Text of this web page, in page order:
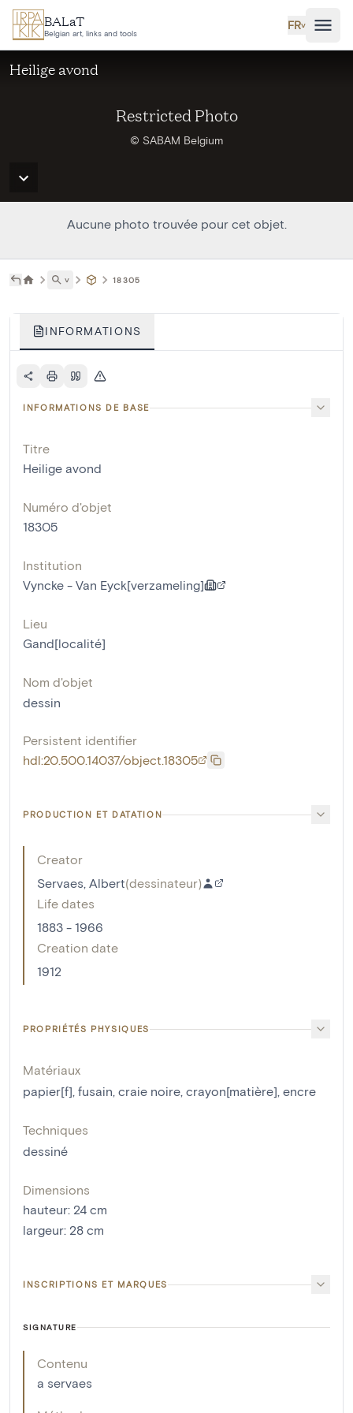
Aller au contenu principal
BALaT
Belgian art, links and tools
FR˅
Restricted Photo
© SABAM Belgium
Heilige avond
Aucune photo trouvée pour cet objet.
˅ 18305
INFORMATIONS
INFORMATIONS DE BASE
Titre
Heilige avond
Numéro d'objet
18305
Institution
Vyncke - Van Eyck[verzameling]
Lieu
Gand[localité]
Nom d'objet
dessin
Persistent identifier
hdl:20.500.14037/object.18305
PRODUCTION ET DATATION
Creator
Servaes, Albert(dessinateur)
Life dates
1883 - 1966
Creation date
1912
PROPRIÉTÉS PHYSIQUES
Matériaux
papier[f], fusain, craie noire, crayon[matière], encre
Techniques
dessiné
Dimensions
hauteur: 24 cm
largeur: 28 cm
INSCRIPTIONS ET MARQUES
SIGNATURE
Contenu
a servaes